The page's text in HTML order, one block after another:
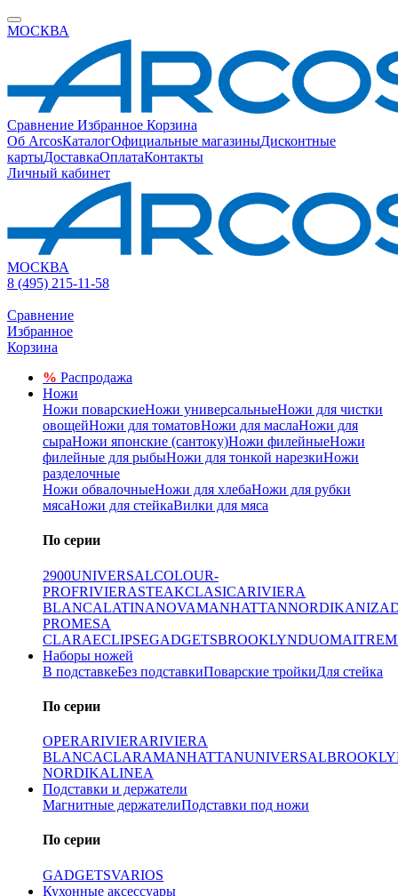
МОСКВА
Сравнение Избранное Корзина
Об ArcosКаталогОфициальные магазиныДисконтные
картыДоставкаОплатаКонтакты
Личный кабинет
МОСКВА
8 (495) 215-11-58
Сравнение
Избранное
Корзина
% Распродажа
Ножи
Ножи поварскиеНожи универсальныеНожи для чистки
овощейНожи для томатовНожи для маслаНожи для
сыраНожи японские (сантоку)Ножи филейныеНожи
филейные для рыбыНожи для тонкой нарезкиНожи
разделочные
Ножи обвалочныеНожи для хлебаНожи для рубки
мясаНожи для стейкаВилки для мяса
По серии
2900UNIVERSALCOLOUR-
PROFRIVIERASTEAKCLASICARIVIERA
BLANCALATINANOVAMANHATTANNORDIKANIZA
PROMESA
CLARAECLIPSEGADGETSBROOKLYNDUOMAITRE
Наборы ножей
В подставкеБез подставкиПоварские тройкиДля стейка
По серии
OPERARIVIERARIVIERA
BLANCACLARAMANHATTANUNIVERSAL
NORDIKALINEA
Подставки и держатели
Магнитные держателиПодставки под ножи
По серии
GADGETSVARIOS
Кухонные аксессуары